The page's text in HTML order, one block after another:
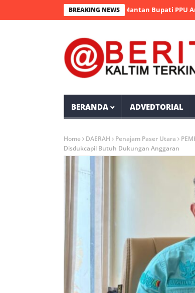
BREAKING NEWS
Takziah ke Rumah Duka Mantan Bupati PPU Andi
BERANDA ADVEDTORIAL
Home DAERAH Penajam Paser Utara
Disdukcapil Butuh Dukungan Anggaran